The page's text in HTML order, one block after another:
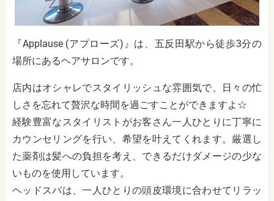
『Applause (アプローズ)』は、五反田駅から徒歩3分の
場所にあるヘアサロンです。
店内はオシャレでスタイリッシュな雰囲気で、日々の忙
しさを忘れて贅沢な時間を過ごすことができますよ☆
経験豊富なスタイリストがお客さん一人ひとりに丁寧に
カウンセリングを行い、希望を叶えてくれます。厳選し
た薬剤は髪への負担を考え、できるだけダメージの少な
いものを使用しています。
ヘッドスパは、一人ひとりの頭皮環境に合わせてリラッ